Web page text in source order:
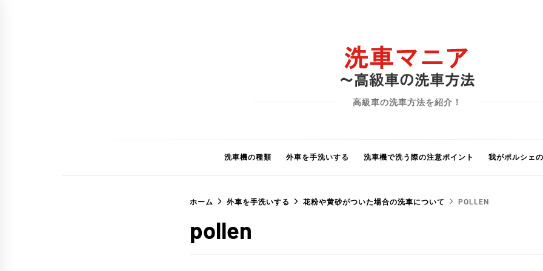
高級車の洗車方法を紹介！
洗車機の種類 外車を手洗いする 洗車機で洗う際の注意ポイント 我がポルシェ
ホーム 外車を手洗いする 花粉や黄砂がついた場合の洗車について POLLEN
pollen